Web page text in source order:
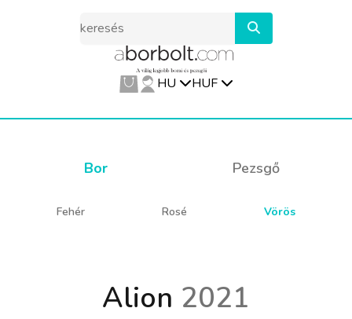
HU HUF
Bor Pezsgő
Fehér Rosé Vörös
Alion 2021